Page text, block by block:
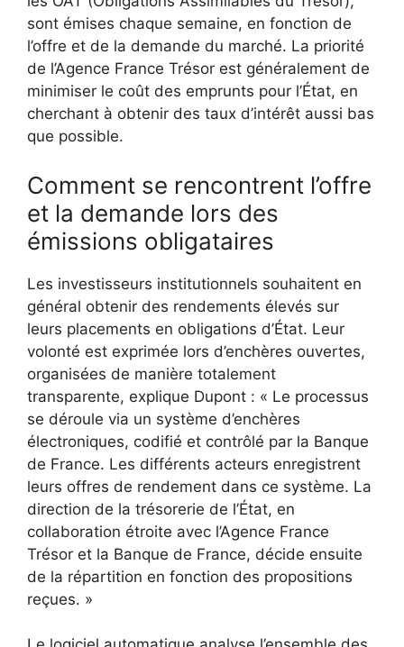
sont émises chaque semaine, en fonction de
l’offre et de la demande du marché. La priorité
de l’Agence France Trésor est généralement de
minimiser le coût des emprunts pour l’État, en
cherchant à obtenir des taux d’intérêt aussi bas
que possible.
Comment se rencontrent l’offre
et la demande lors des
émissions obligataires
Les investisseurs institutionnels souhaitent en
général obtenir des rendements élevés sur
leurs placements en obligations d’État. Leur
volonté est exprimée lors d’enchères ouvertes,
organisées de manière totalement
transparente, explique Dupont : « Le processus
se déroule via un système d’enchères
électroniques, codifié et contrôlé par la Banque
de France. Les différents acteurs enregistrent
leurs offres de rendement dans ce système. La
direction de la trésorerie de l’État, en
collaboration étroite avec l’Agence France
Trésor et la Banque de France, décide ensuite
de la répartition en fonction des propositions
reçues. »